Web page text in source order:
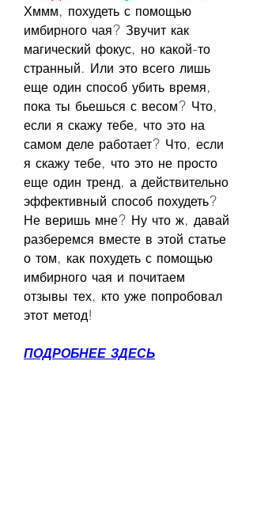
Хммм, похудеть с помощью
имбирного чая? Звучит как
магический фокус, но какой-то
странный. Или это всего лишь
еще один способ убить время,
пока ты бьешься с весом? Что,
если я скажу тебе, что это на
самом деле работает? Что, если
я скажу тебе, что это не просто
еще один тренд, а действительно
эффективный способ похудеть?
Не веришь мне? Ну что ж, давай
разберемся вместе в этой статье
о том, как похудеть с помощью
имбирного чая и почитаем
отзывы тех, кто уже попробовал
этот метод!
ПОДРОБНЕЕ ЗДЕСЬ